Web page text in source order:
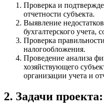
Проверка и
отчетности субъекта.
Выявление
бухгалтерского учета,
Проверка
налогообложения.
Проведение анализа
хозяйствующего
организации учета и
2. Задачи проекта: